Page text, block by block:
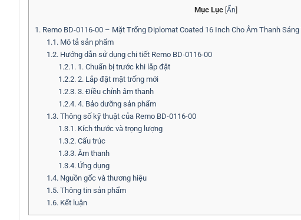
Mục Lục Ẩn
1. Remo BD-0116-00 – Mặt Trống Diplomat Coated 16 Inch Cho Âm Thanh
1.1.Mô tả sản phẩm
1.2.Hướng dẫn sử dụng chi tiết Remo BD-0116-00
1.2.1.1. Chuẩn bị trước khi lắp đặt
1.2.2.2. Lắp đặt mặt trống mới
1.2.3.3. Điều chỉnh âm thanh
1.2.4.4. Bảo dưỡng sản phẩm
1.3.Thông số kỹ thuật của Remo BD-0116-00
1.3.1.Kích thước và trọng lượng
1.3.2.Cấu trúc
1.3.3.Âm thanh
1.3.4.Ứng dụng
1.4.Nguồn gốc và thương hiệu
1.5.Thông tin sản phẩm
1.6.Kết luận